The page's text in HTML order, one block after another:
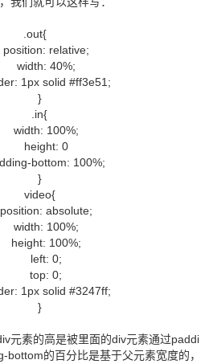
.out{
relative;
40%;
1px solid #ff3e51;
}
.in{
100%;
height: 0
bottom: 100%;
}
video{
absolute;
100%;
100%;
left: 0;
top: 0;
1px solid #3247ff;
}
元素的高是被里面的div元素通过paddi
的百分比是基于父元素宽度的，